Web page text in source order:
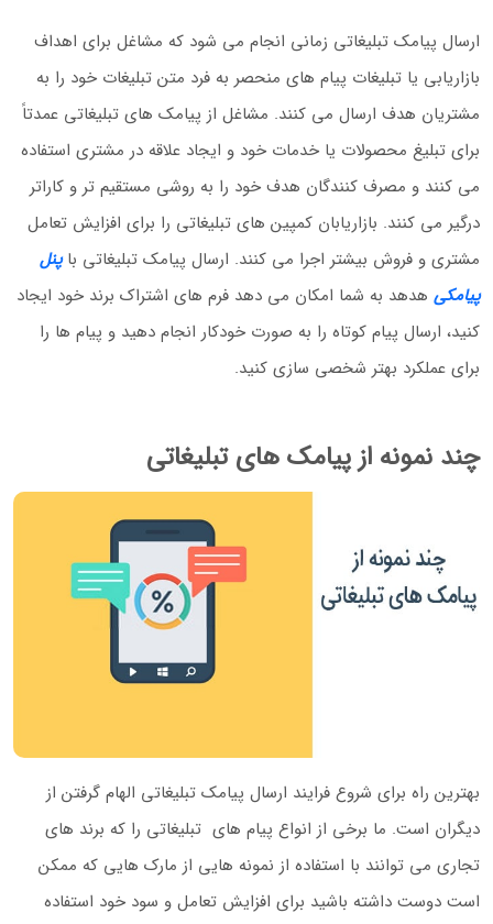
ارسال پیامک تبلیغاتی زمانی انجام می شود که مشاغل برای اهداف
بازاریابی یا تبلیغات پیام های منحصر به فرد متن تبلیغات خود را به
مشتریان هدف ارسال می کنند. مشاغل از پیامک های تبلیغاتی عمدتاً
برای تبلیغ محصولات یا خدمات خود و ایجاد علاقه در مشتری استفاده
می کنند و مصرف کنندگان هدف خود را به روشی مستقیم تر و کاراتر
درگیر می کنند. بازاریابان کمپین های تبلیغاتی را برای افزایش تعامل
مشتری و فروش بیشتر اجرا می کنند. ارسال پیامک تبلیغاتی باپنل
پیامکی هدهد به شما امکان می دهد فرم های اشتراک برند خود ایجاد
کنید، ارسال پیام کوتاه را به صورت خودکار انجام دهید و پیام ها را
برای عملکرد بهتر شخصی سازی کنید.
چند نمونه از پیامک های تبلیغاتی
بهترین راه برای شروع فرایند ارسال پیامک تبلیغاتی الهام گرفتن از
دیگران است. ما برخی از انواع پیام های تبلیغاتی را که برند های
تجاری می توانند با استفاده از نمونه هایی از مارک هایی که ممکن
است دوست داشته باشید برای افزایش تعامل و سود خود استفاده